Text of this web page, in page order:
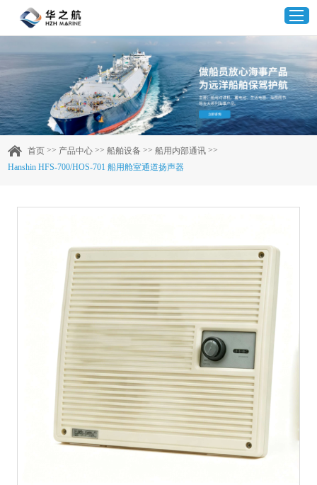
首页
产品中心
企业实力
客户案例
新闻资讯
联系我们
首页 >> 产品中心 >>船舶设备 >>船用内部通讯 >>
Hanshin HFS-700/HOS-701 船用舱室通道扬声器